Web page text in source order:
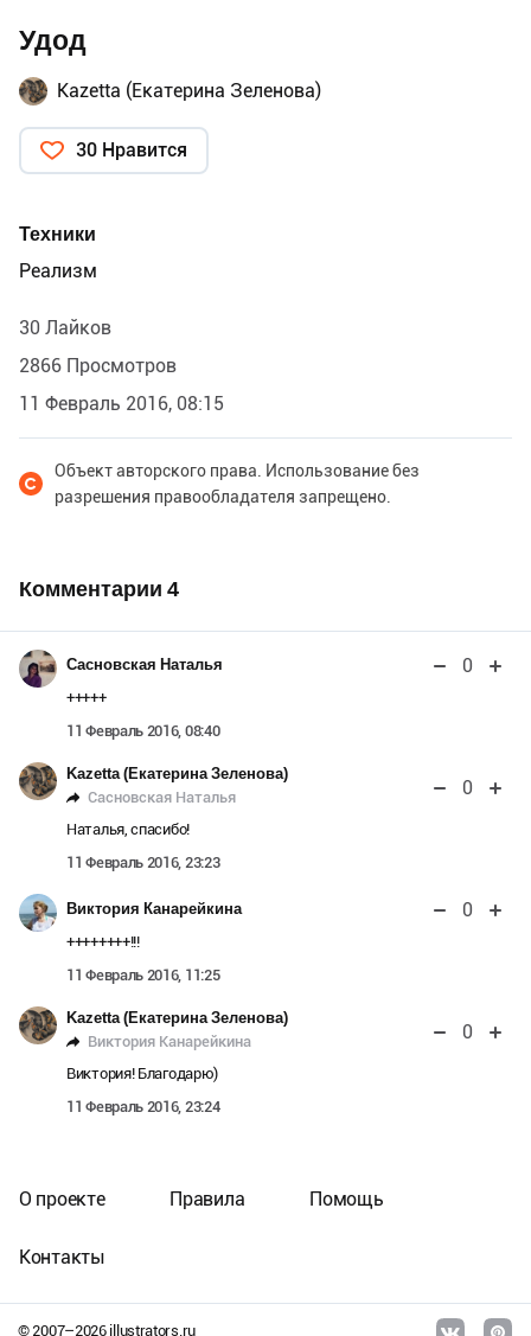
Удод
Kazetta (Екатерина Зеленова)
30 Нравится
Техники
Реализм
30 Лайков
2866 Просмотров
11 Февраль 2016, 08:15
Объект авторского права. Использование без
разрешения правообладателя запрещено.
Комментарии 4
Сасновская Наталья 0
+++++
11 Февраль 2016, 08:40
Kazetta (Екатерина Зеленова)
Сасновская Наталья
0
Наталья, спасибо!
11 Февраль 2016, 23:23
Виктория Канарейкина 0
++++++++!!!
11 Февраль 2016, 11:25
Kazetta (Екатерина Зеленова)
Виктория Канарейкина
0
Виктория! Благодарю)
11 Февраль 2016, 23:24
© 2007–2026illustrators.ru
О проекте Правила Помощь
Контакты